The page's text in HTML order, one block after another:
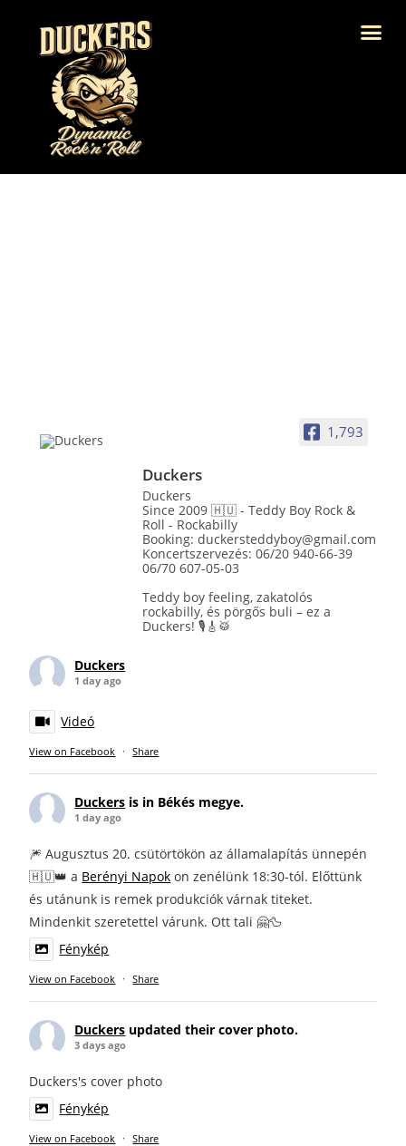
1,793
Duckers
Duckers
Since 2009 🇭🇺 - Teddy Boy Rock &
Roll - Rockabilly
Booking: duckersteddyboy@gmail.com
Koncertszervezés: 06/20 940-66-39
06/70 607-05-03
Teddy boy feeling, zakatolós
rockabilly, és pörgős buli – ez a
Duckers! 🎙️🎸🥁
Duckers
1 day ago
Videó
View on Facebook · Share
Duckers is in Békés megye.
1 day ago
🎆 Augusztus 20. csütörtökön az államalapítás ünnepén
🇭🇺👑 a Berényi Napok on zenélünk 18:30-tól. Előttünk
és utánunk is remek produkciók várnak titeket.
Mindenkit szeretettel várunk. Ott tali 🤗🦆
Fénykép
View on Facebook · Share
Duckers updated their cover photo.
3 days ago
Duckers's cover photo
Fénykép
View on Facebook · Share